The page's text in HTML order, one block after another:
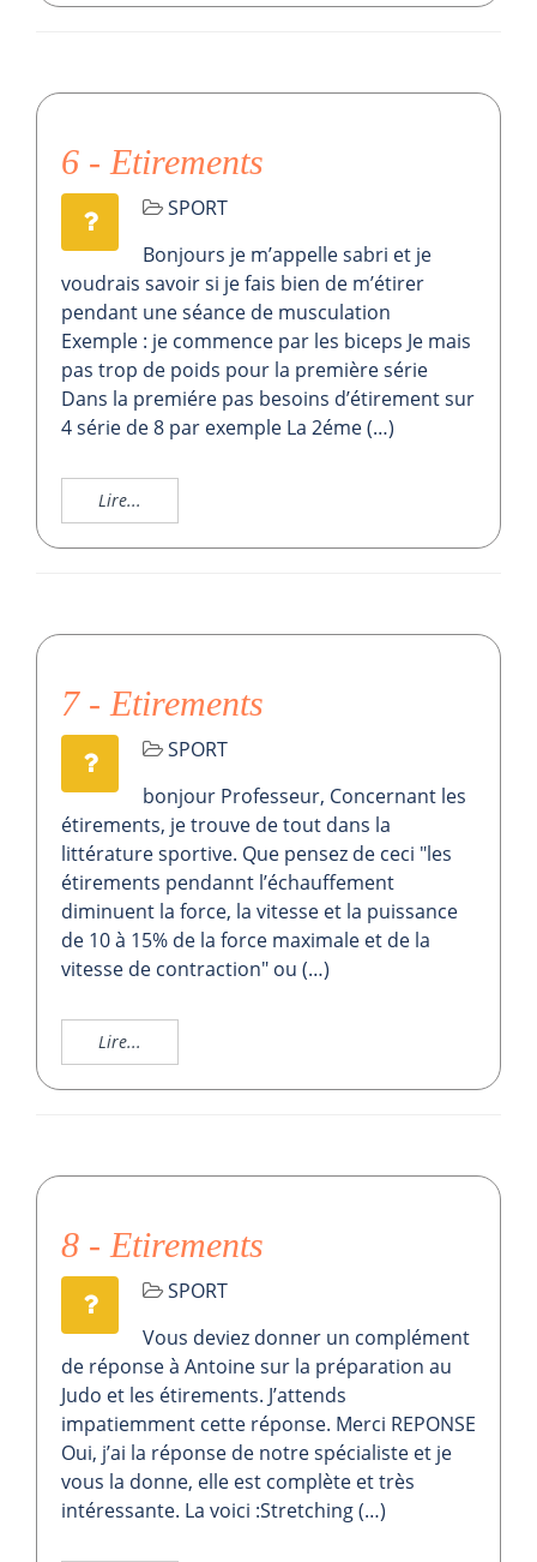
6 - Etirements
SPORT
Bonjours je m’appelle sabri et je
voudrais savoir si je fais bien de m’étirer
pendant une séance de musculation
Exemple : je commence par les biceps Je mais
pas trop de poids pour la première série
Dans la premiére pas besoins d’étirement sur
4 série de 8 par exemple La 2éme (…)
Lire...
7 - Etirements
SPORT
bonjour Professeur, Concernant les
étirements, je trouve de tout dans la
littérature sportive. Que pensez de ceci "les
étirements pendannt l’échauffement
diminuent la force, la vitesse et la puissance
de 10 à 15% de la force maximale et de la
vitesse de contraction" ou (…)
Lire...
8 - Etirements
SPORT
Vous deviez donner un complément
de réponse à Antoine sur la préparation au
Judo et les étirements. J’attends
impatiemment cette réponse. Merci REPONSE
Oui, j’ai la réponse de notre spécialiste et je
vous la donne, elle est complète et très
intéressante. La voici :Stretching (…)